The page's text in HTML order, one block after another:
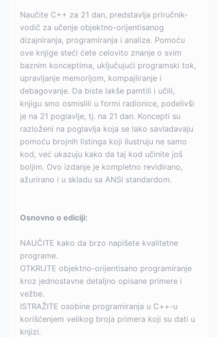
Naučite C++ za 21 dan, predstavlja priručnik-
vodič za učenje objektno-orijentisanog
dizajniranja, programiranja i analize. Pomoću
ove knjige steći ćete celovito znanje o svim
baznim konceptima, uključujući programski tok,
upravljanje memorijom, kompajliranje i
debagovanje. Da biste lakše pamtili i učili,
knjigu smo osmislili u formi radionice, podelivši
je na 21 poglavlje, tj. na 21 dan. Koncepti su
razloženi na poglavlja koja se lako savladavaju
pomoću brojnih listinga koji ilustruju ne samo
kod, već ukazuju kako da taj kod učinite još
boljim. Ovo izdanje je kompletno revidirano,
ažurirano i u skladu sa ANSI standardom.
Osnovno o ediciji:
NAUČITE kako da brzo napišete kvalitetne
programe.
OTKRIJTE objektno-orijentisano programiranje
kroz jednostavne detaljno opisane primere i
vežbe.
ISTRAŽITE osobine programiranja u C++-u
korišćenjem velikog broja primera koji su dati u
knjizi.